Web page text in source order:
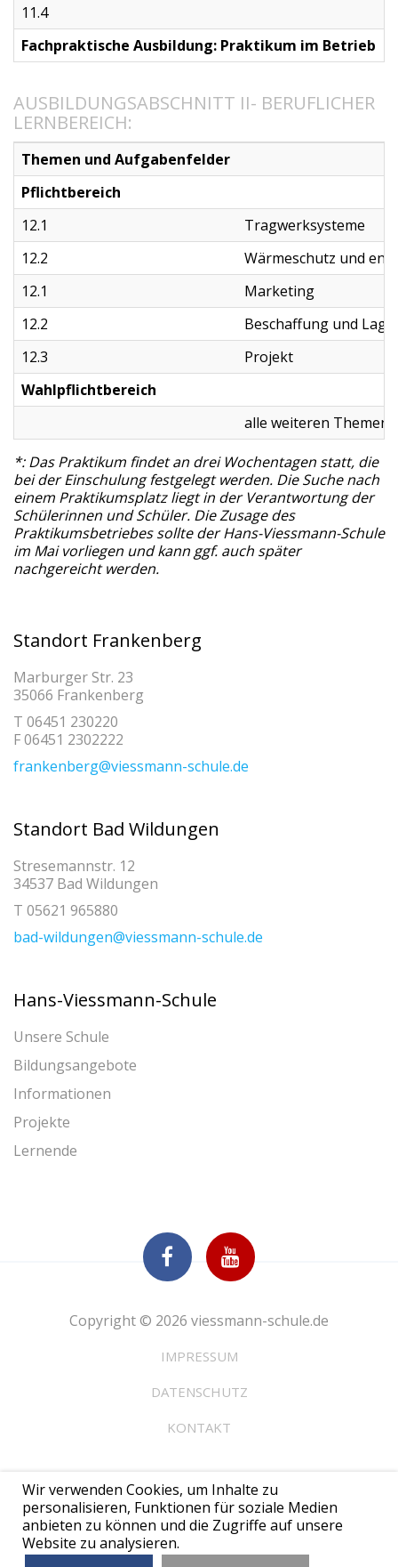
11.4
Fachpraktische Ausbildung: Praktikum im Betrieb
AUSBILDUNGSABSCHNITT II- BERUFLICHER
LERNBEREICH:
Themen und Aufgabenfelder
Pflichtbereich
12.1
Tragwerksysteme
12.2
Wärmeschutz und
12.1
Marketing
12.2
Beschaffung und
12.3
Projekt
Wahlpflichtbereich
alle weiteren
*: Das Praktikum findet an drei Wochentagen statt, die
bei der Einschulung festgelegt werden. Die Suche nach
einem Praktikumsplatz liegt in der Verantwortung der
Schülerinnen und Schüler. Die Zusage des
Praktikumsbetriebes sollte der Hans-Viessmann-Schule
im Mai vorliegen und kann ggf. auch später
nachgereicht werden.
Standort Frankenberg
Marburger Str. 23
35066 Frankenberg
T 06451 230220
F 06451 2302222
frankenberg@viessmann-schule.de
Standort Bad Wildungen
Stresemannstr. 12
34537 Bad Wildungen
T 05621 965880
bad-wildungen@viessmann-schule.de
Hans-Viessmann-Schule
Unsere Schule
Bildungsangebote
Informationen
Projekte
Lernende
Copyright © 2026 viessmann-schule.de
IMPRESSUM
DATENSCHUTZ
KONTAKT
Wir verwenden Cookies, um Inhalte zu
personalisieren, Funktionen für soziale Medien
anbieten zu können und die Zugriffe auf unsere
Website zu analysieren.